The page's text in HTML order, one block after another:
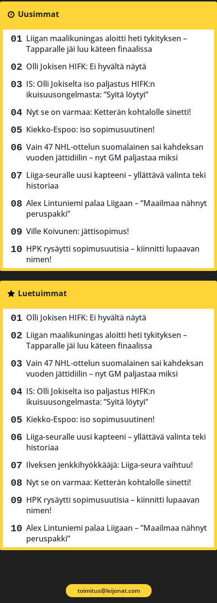
Uusimmat
Liigan maalikuningas aloitti heti tykityksen –
Tapparalle jäi luu käteen finaalissa
Olli Jokisen HIFK: Ei hyvältä näytä
IS: Olli Jokiselta iso paljastus HIFK:n
ikuisuusongelmasta: ”Syitä löytyi”
Nyt se on varmaa: Ketterän kohtalolle sinetti!
Kiekko-Espoo: iso sopimusuutinen!
Vain 47 NHL-ottelun suomalainen sai kahdeksan
vuoden jättidiilin – nyt GM paljastaa miksi
Liiga-seuralle uusi kapteeni – yllättävä valinta teki
historiaa
Alex Lintuniemi palaa Liigaan – ”Maailmaa nähnyt
peruspakki”
Ville Koivunen: jättisopimus!
HPK rysäytti sopimusuutisia – kiinnitti lupaavan
nimen!
Luetuimmat
Olli Jokisen HIFK: Ei hyvältä näytä
Liigan maalikuningas aloitti heti tykityksen –
Tapparalle jäi luu käteen finaalissa
Vain 47 NHL-ottelun suomalainen sai kahdeksan
vuoden jättidiilin – nyt GM paljastaa miksi
IS: Olli Jokiselta iso paljastus HIFK:n
ikuisuusongelmasta: ”Syitä löytyi”
Kiekko-Espoo: iso sopimusuutinen!
Liiga-seuralle uusi kapteeni – yllättävä valinta teki
historiaa
Ilveksen jenkkihyökkääjä: Liiga-seura vaihtuu!
Nyt se on varmaa: Ketterän kohtalolle sinetti!
HPK rysäytti sopimusuutisia – kiinnitti lupaavan
nimen!
Alex Lintuniemi palaa Liigaan – ”Maailmaa nähnyt
peruspakki”
toimitus@leijonat.com